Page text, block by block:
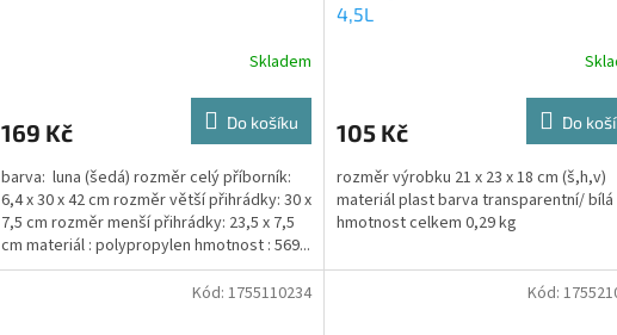
Skladem
169 Kč Do košíku
barva: luna (šedá) rozměr celý příborník:
6,4 x 30 x 42 cm rozměr větší přihrádky: 30 x
7,5 cm rozměr menší přihrádky: 23,5 x 7,5
cm materiál : polypropylen hmotnost : 569...
4,5L
105 Kč Do
rozměr výrobku 21 x 23 x 18 cm (š,h,v)
materiál plast barva transparentní/ bílá
hmotnost celkem 0,29 kg
Kód: 1755110234 Kód: